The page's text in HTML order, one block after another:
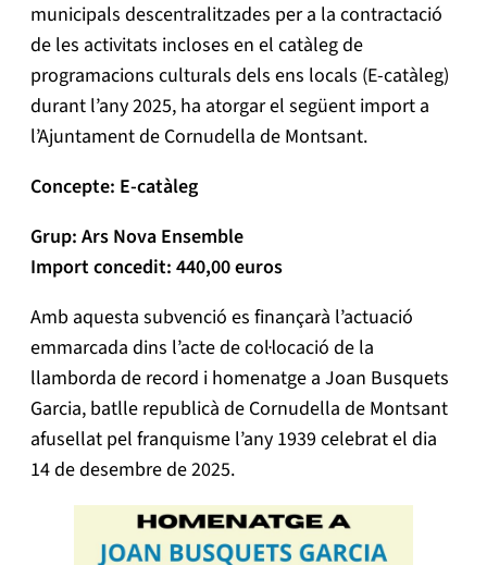
municipals descentralitzades per a la contractació
de les activitats incloses en el catàleg de
programacions culturals dels ens locals (E-catàleg)
durant l’any 2025, ha atorgar el següent import a
l’Ajuntament de Cornudella de Montsant.
Concepte: E-catàleg
Grup: Ars Nova Ensemble
Import concedit: 440,00 euros
Amb aquesta subvenció es finançarà l’actuació
emmarcada dins l’acte de col·locació de la
llamborda de record i homenatge a Joan Busquets
Garcia, batlle republicà de Cornudella de Montsant
afusellat pel franquisme l’any 1939 celebrat el dia
14 de desembre de 2025.